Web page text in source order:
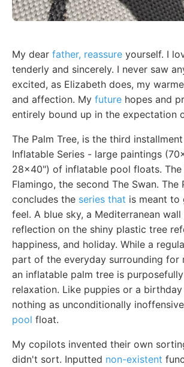
My dear father, reassure yourself. I
tenderly and sincerely. I never saw
excited, as Elizabeth does, my
and affection. My future hopes and
entirely bound up in the expectation
The Palm Tree, is the third
Inflatable Series - large paintings
28x40") of inflatable pool floats.
Flamingo, the second The Swan. The
concludes the series that is meant to
feel. A blue sky, a Mediterranean
reflection on the shiny plastic tree
happiness, and holiday. While a
part of the everyday surrounding for
an inflatable palm tree is
relaxation. Like puppies or a
nothing as unconditionally
pool float.
My copilots invented their own
didn't sort. Inputted non-existent